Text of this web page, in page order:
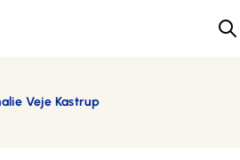
Veje Kastrup